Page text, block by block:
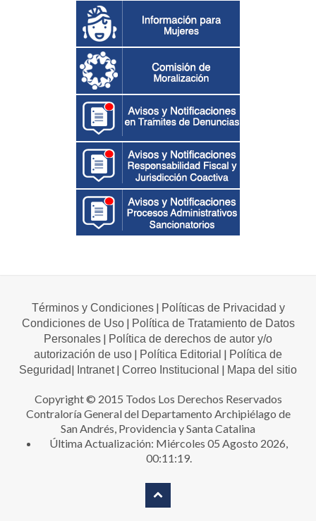
Términos y Condiciones| Políticas de Privacidad y
Condiciones de Uso| Política de Tratamiento de Datos
Personales | Política de derechos de autor y/o
autorización de uso | Política Editorial | Política de
Seguridad| Intranet| Correo Institucional | Mapa del sitio
Copyright © 2015 Todos Los Derechos Reservados
Contraloría General del Departamento Archipiélago de
San Andrés, Providencia y Santa Catalina
Última Actualización: Miércoles 05 Agosto 2026,
00:11:19.